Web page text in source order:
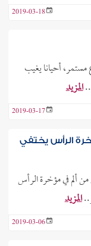
2019-03-18
أحيانا يغيب
المزيد
2019-03-17
الرأس يختفي
ألم في مؤخرة الرأس
المزيد
2019-03-06